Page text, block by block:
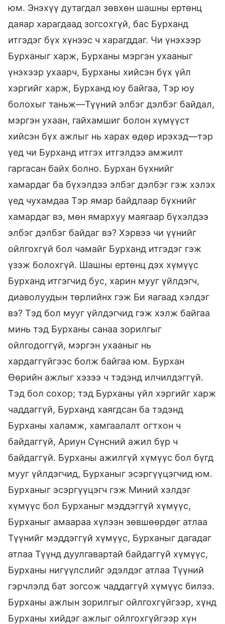
юм. Энэхүү дутагдал зөвхөн шашны ертөнц
даяар харагдаад зогсохгүй, бас Бурханд
итгэдэг бүх хүнээс ч харагддаг. Чи үнэхээр
Бурханыг харж, Бурханы мэргэн ухааныг
үнэхээр ухаарч, Бурханы хийсэн бүх үйл
хэргийг харж, Бурханд юу байгаа, Тэр юу
болохыг таньж—Түүний элбэг дэлбэг байдал,
мэргэн ухаан, гайхамшиг болон хүмүүст
хийсэн бүх ажлыг нь харах өдөр ирэхэд—тэр
үед чи Бурханд итгэх итгэлдээ амжилт
гаргасан байх болно. Бурхан бүхнийг
хамардаг ба бүхэлдээ элбэг дэлбэг гэж хэлэх
үед чухамдаа Тэр ямар байдлаар бүхнийг
хамардаг вэ, мөн ямархуу маягаар бүхэлдээ
элбэг дэлбэг байдаг вэ? Хэрвээ чи үүнийг
ойлгохгүй бол чамайг Бурханд итгэдэг гэж
үзэж болохгүй. Шашны ертөнц дэх хүмүүс
Бурханд итгэгчид бус, харин мууг үйлдэгч,
диаволуудын төрлийнх гэж Би яагаад хэлдэг
вэ? Тэд бол мууг үйлдэгчид гэж хэлж байгаа
минь тэд Бурханы санаа зорилгыг
ойлгодоггүй, мэргэн ухааныг нь
хардаггүйгээс болж байгаа юм. Бурхан
Өөрийн ажлыг хэзээ ч тэдэнд илчилдэггүй.
Тэд бол сохор; тэд Бурханы үйл хэргийг харж
чаддаггүй, Бурханд хаягдсан ба тэдэнд
Бурханы халамж, хамгаалалт огтхон ч
байдаггүй, Ариун Сүнсний ажил бүр ч
байдаггүй. Бурханы ажилгүй хүмүүс бол бүгд
мууг үйлдэгчид, Бурханыг эсэргүүцэгчид юм.
Бурханыг эсэргүүцэгч гэж Миний хэлдэг
хүмүүс бол Бурханыг мэддэггүй хүмүүс,
Бурханыг амаараа хүлээн зөвшөөрдөг атлаа
Түүнийг мэддэггүй хүмүүс, Бурханыг дагадаг
атлаа Түүнд дуулгавартай байдаггүй хүмүүс,
Бурханы нигүүлслийг эдэлдэг атлаа Түүний
гэрчлэлд бат зогсож чаддаггүй хүмүүс билээ.
Бурханы ажлын зорилгыг ойлгохгүйгээр, хүнд
Бурханы хийдэг ажлыг ойлгохгүйгээр хүн